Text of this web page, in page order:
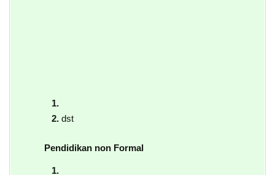
dst
Pendidikan non Formal